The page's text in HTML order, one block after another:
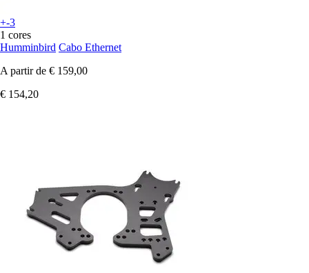
+-3
1 cores
Humminbird Cabo Ethernet
A partir de € 159,00
€ 154,20